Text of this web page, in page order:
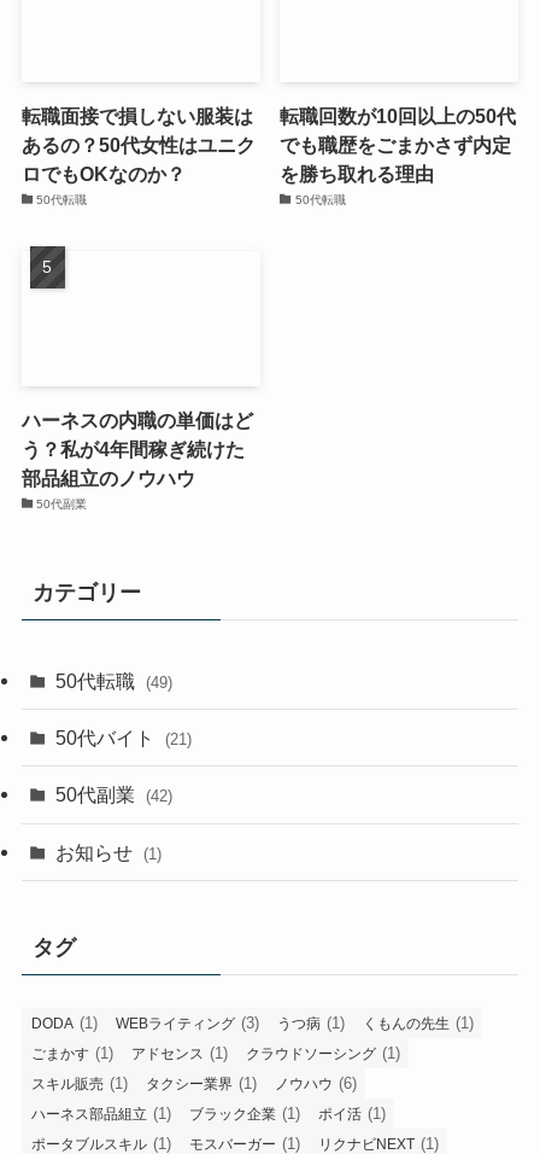
転職面接で損しない服装は
あるの？50代女性はユニク
ロでもOKなのか？
50代転職
転職回数が10回以上の50代
でも職歴をごまかさず内定
を勝ち取れる理由
50代転職
ハーネスの内職の単価はど
う？私が4年間稼ぎ続けた
部品組立のノウハウ
50代副業
カテゴリー
50代転職 (49)
50代バイト (21)
50代副業 (42)
お知らせ (1)
タグ
DODA (1) WEBライティング (3) うつ病 (1) くもんの先生 (1)
ごまかす (1) アドセンス (1) クラウドソーシング (1)
スキル販売 (1) タクシー業界 (1) ノウハウ (6)
ハーネス部品組立 (1) ブラック企業 (1) ポイ活 (1)
ポータブルスキル (1) モスバーガー (1) リクナビNEXT (1)